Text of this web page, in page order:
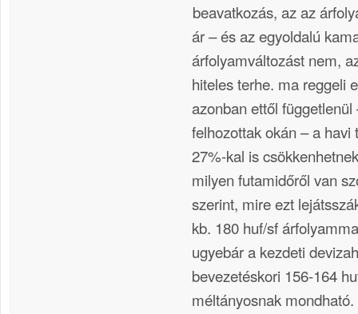
beavatkozás, az az
ár – és az egyoldalú
árfolyamváltozást nem,
hiteles terhe. ma reggeli
azonban ettől
felhozottak okán – a
27%-kal is
milyen futamidőről van
szerint, mire ezt
kb. 180 huf/sf
ugyebár a kezdeti
bevezetéskori 156-164
méltányosnak mondható.